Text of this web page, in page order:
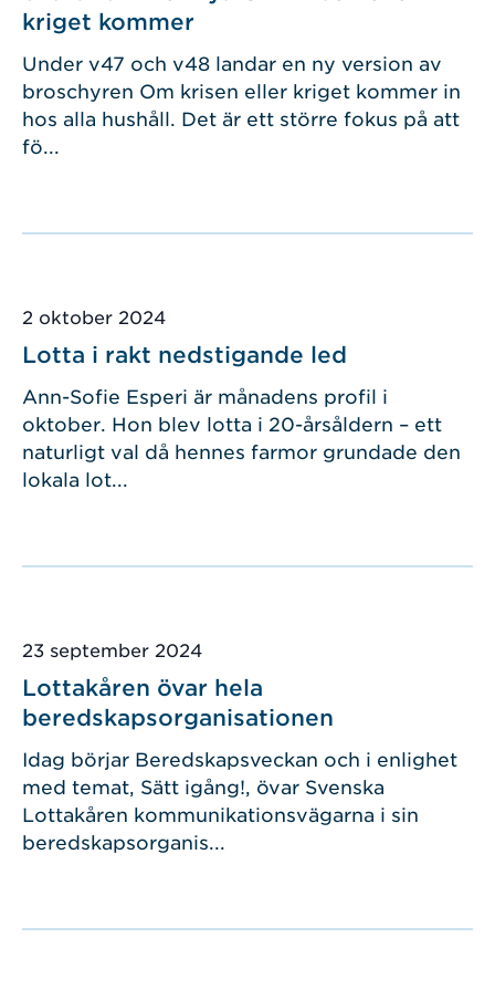
kriget kommer
Under v47 och v48 landar en ny version av
broschyren Om krisen eller kriget kommer in
hos alla hushåll. Det är ett större fokus på att
fö...
Lotta i rakt nedstigande led
Publicerad
2 oktober 2024
Ann-Sofie Esperi är månadens profil i
oktober. Hon blev lotta i 20-årsåldern – ett
naturligt val då hennes farmor grundade den
lokala lot...
Lottakåren övar hela
beredskapsorganisationen
Publicerad
23 september 2024
Idag börjar Beredskapsveckan och i enlighet
med temat, Sätt igång!, övar Svenska
Lottakåren kommunikationsvägarna i sin
beredskapsorganis...